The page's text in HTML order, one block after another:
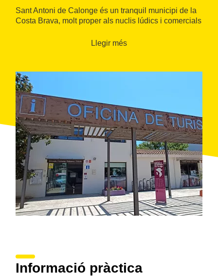
Sant Antoni de Calonge és un tranquil municipi de la
Costa Brava, molt proper als nuclis lúdics i comercials
de platges on es poden realitzar tot tipus d'activitats
comarca, com ara Calella de Palafrugell, Tamariu,
Begur o Peratallada.
Llegir més
Informació pràctica